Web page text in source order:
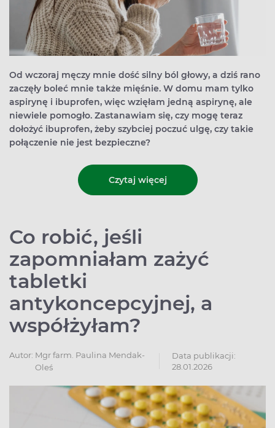
Od wczoraj męczy mnie dość silny ból głowy, a dziś rano
zaczęły boleć mnie także mięśnie. W domu mam tylko
aspirynę i ibuprofen, więc wzięłam jedną aspirynę, ale
niewiele pomogło. Zastanawiam się, czy mogę teraz
dołożyć ibuprofen, żeby szybciej poczuć ulgę, czy takie
połączenie nie jest bezpieczne?
Czytaj więcej
Co robić, jeśli
zapomniałam zażyć
tabletki
antykoncepcyjnej, a
współżyłam?
Autor: Mgr farm. Paulina Mendak-
Oleś
Data publikacji:
28.01.2026